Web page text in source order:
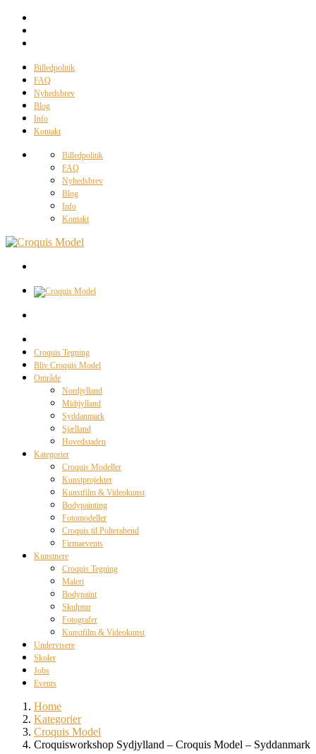
Billedpolitik
FAQ
Nyhedsbrev
Blog
Info
Kontakt
Billedpolitik
FAQ
Nyhedsbrev
Blog
Info
Kontakt
Croquis Tegning
Bliv Croquis Model
Område
Nordjylland
Midtjylland
Syddanmark
Sjælland
Hovedstaden
Kategorier
Croquis Modeller
Kunstprojekter
Kunstfilm & Videokunst
Bodypainting
Fotomodeller
Croquis til Polterabend
Firmaevents
Kunstnere
Croquis Tegning
Maleri
Bodypaint
Skulptur
Fotografer
Kunstfilm & Videokunst
Undervisere
Skoler
Jobs
Events
Home
Kategorier
Croquis Model
Croquisworkshop Sydjylland – Croquis Model – Syddanmark